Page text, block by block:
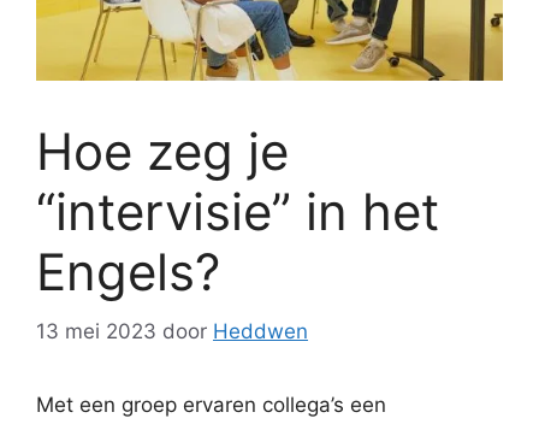
Hoe zeg je
“intervisie” in het
Engels?
13 mei 2023 door Heddwen
Met een groep ervaren collega’s een